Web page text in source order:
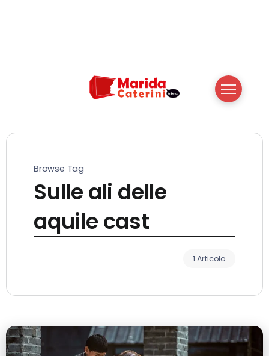
Browse Tag
Sulle ali delle
aquile cast
1 Articolo